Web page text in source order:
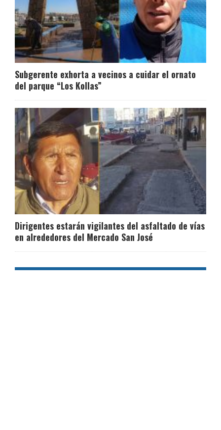
Subgerente exhorta a vecinos a cuidar el ornato
del parque “Los Kollas”
Dirigentes estarán vigilantes del asfaltado de vías
en alrededores del Mercado San José